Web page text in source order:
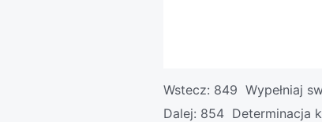
Wstecz: 849 Wypełniaj
Dalej: 854 Determinacja